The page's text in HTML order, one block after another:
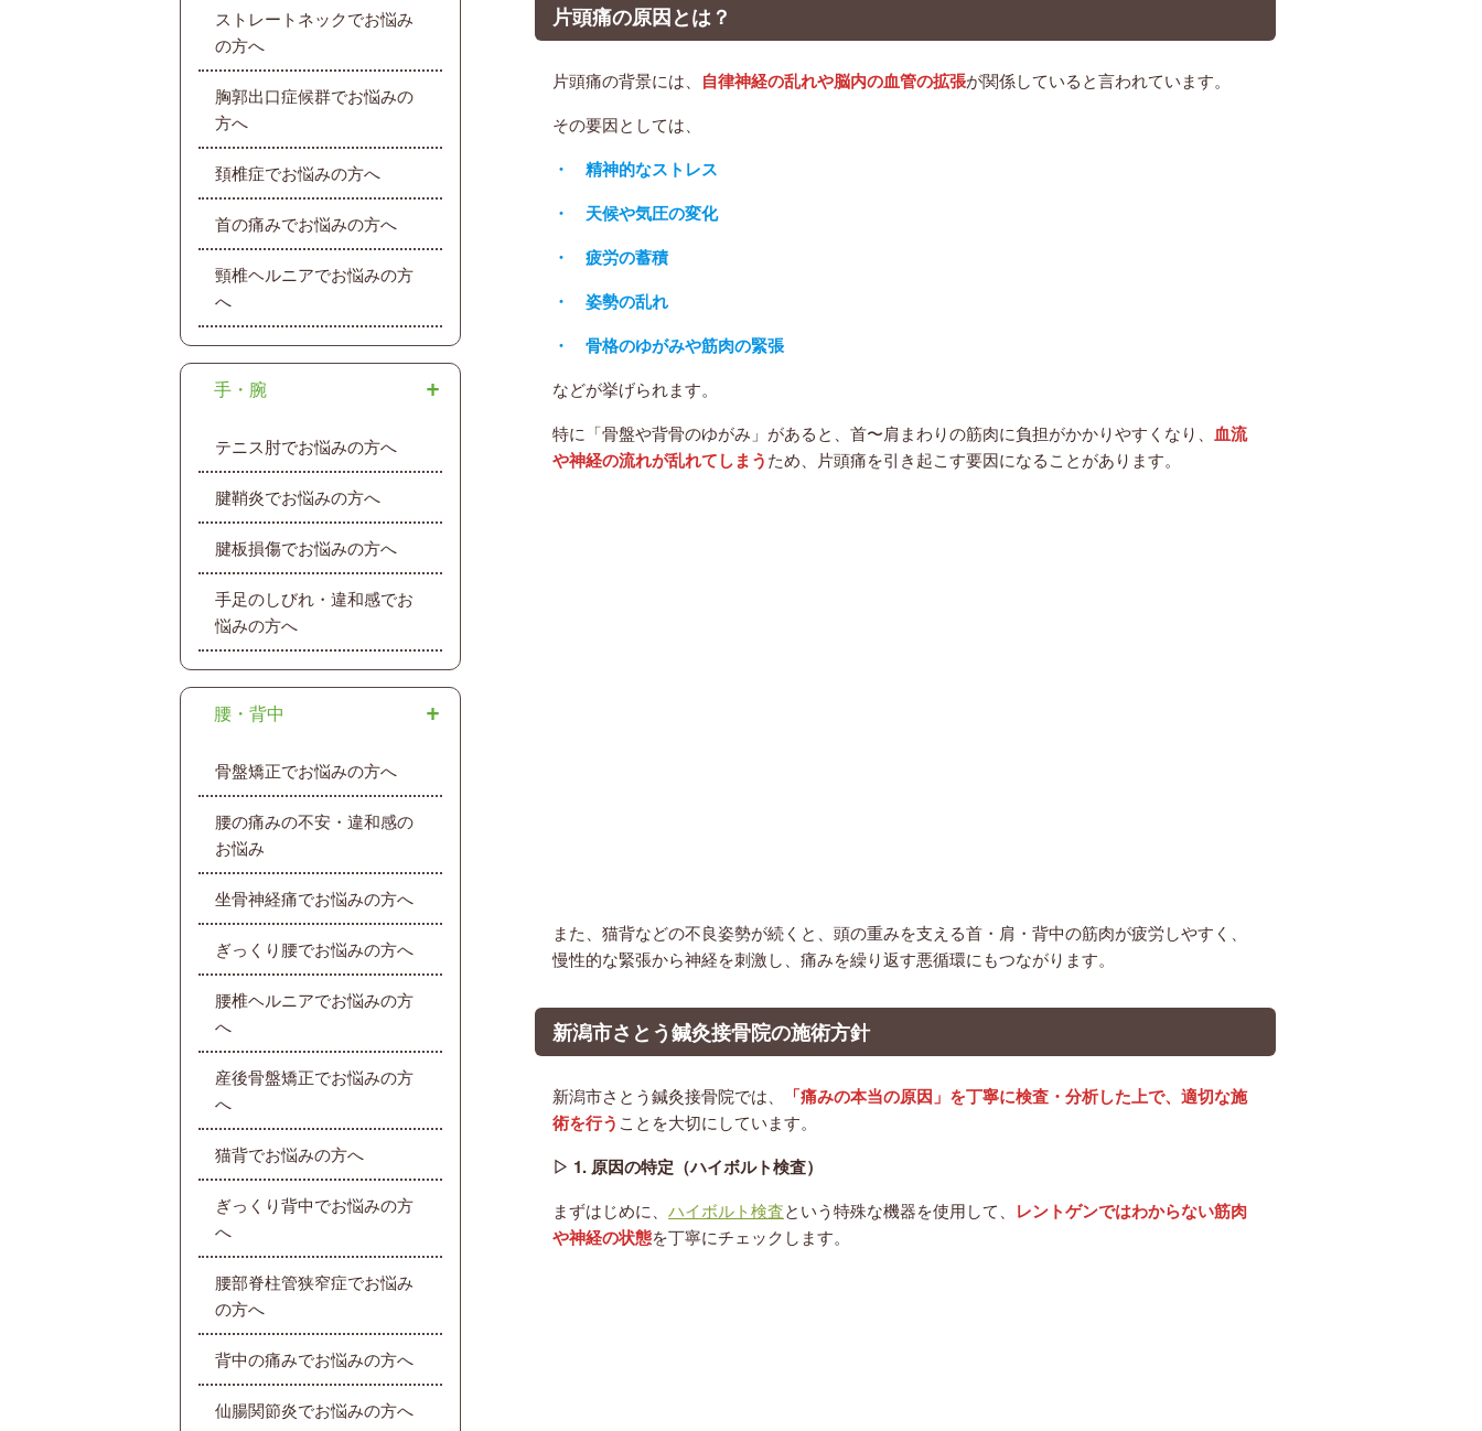
片頭痛の原因とは？
片頭痛の背景には、 自律神経の乱れや脳内の血管の拡張が関係していると言われています。
その要因としては、
・ 精神的なストレス
・ 天候や気圧の変化
・ 疲労の蓄積
・ 姿勢の乱れ
・ 骨格のゆがみや筋肉の緊張
などが挙げられます。
特に「骨盤や背骨のゆがみ」があると、首〜肩まわりの筋肉に負担がかかりやすくなり、 血流
や神経の流れが乱れてしまうため、片頭痛を引き起こす要因になることがあります。
また、猫背などの不良姿勢が続くと、頭の重みを支える首・肩・背中の筋肉が疲労しやすく、
慢性的な緊張から神経を刺激し、痛みを繰り返す悪循環にもつながります。
新潟市さとう鍼灸接骨院の施術方針
新潟市さとう鍼灸接骨院では、
「痛みの本当の原因」を丁寧に検査・分析した上で、適切な施
術を行う ことを大切にしています。
▷ 1. 原因の特定（ハイボルト検査）
まずはじめに、 ハイボルト検査という特殊な機器を使用して、 レントゲンではわからない筋肉
や神経の状態を丁寧にチェックします。
ストレートネックでお悩み
の方へ
胸郭出口症候群でお悩みの
方へ
頚椎症でお悩みの方へ
首の痛みでお悩みの方へ
頸椎ヘルニアでお悩みの方
へ
手・腕
テニス肘でお悩みの方へ
腱鞘炎でお悩みの方へ
腱板損傷でお悩みの方へ
手足のしびれ・違和感でお
悩みの方へ
腰・背中
骨盤矯正でお悩みの方へ
腰の痛みの不安・違和感の
お悩み
坐骨神経痛でお悩みの方へ
ぎっくり腰でお悩みの方へ
腰椎ヘルニアでお悩みの方
へ
産後骨盤矯正でお悩みの方
へ
猫背でお悩みの方へ
ぎっくり背中でお悩みの方
へ
腰部脊柱管狭窄症でお悩み
の方へ
背中の痛みでお悩みの方へ
仙腸関節炎でお悩みの方へ